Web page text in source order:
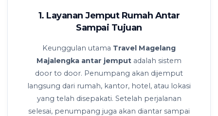
1. Layanan Jemput Rumah Antar
Sampai Tujuan
Keunggulan utama Travel Magelang
Majalengka antar jemput adalah sistem
door to door. Penumpang akan dijemput
langsung dari rumah, kantor, hotel, atau lokasi
yang telah disepakati. Setelah perjalanan
selesai, penumpang juga akan diantar sampai